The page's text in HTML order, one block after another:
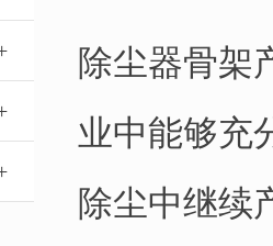
除尘器骨架
业中能够充
除尘中继续